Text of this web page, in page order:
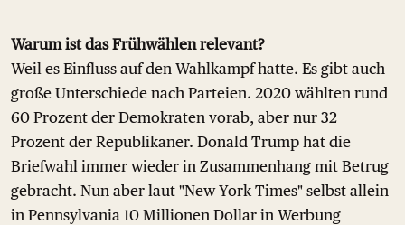
Warum ist das Frühwählen relevant?
Weil es Einfluss auf den Wahlkampf hatte. Es gibt auch
große Unterschiede nach Parteien. 2020 wählten rund
60 Prozent der Demokraten vorab, aber nur 32
Prozent der Republikaner. Donald Trump hat die
Briefwahl immer wieder in Zusammenhang mit Betrug
gebracht. Nun aber laut "New York Times" selbst allein
in Pennsylvania 10 Millionen Dollar in Werbung